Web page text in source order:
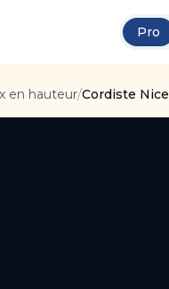
Pro
en hauteur/Cordiste Nice